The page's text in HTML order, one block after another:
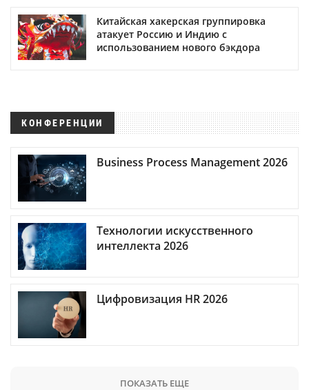
Китайская хакерская группировка
атакует Россию и Индию с
использованием нового бэкдора
КОНФЕРЕНЦИИ
Business Process Management 2026
Технологии искусственного
интеллекта 2026
Цифровизация HR 2026
ПОКАЗАТЬ ЕЩЕ